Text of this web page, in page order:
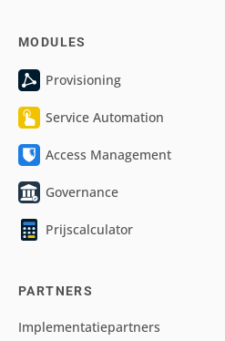
MODULES
Provisioning
Service Automation
Access Management
Governance
Prijscalculator
PARTNERS
Implementatiepartners